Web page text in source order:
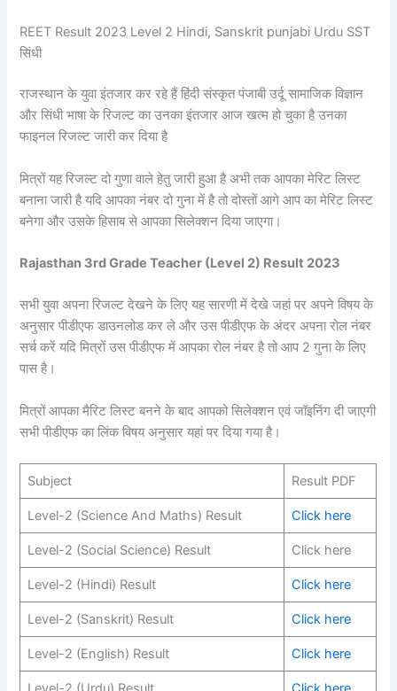
REET Result 2023 Level 2 Hindi, Sanskrit punjabi Urdu SST
सिंधी
राजस्थान के युवा इंतजार कर रहे हैं हिंदी संस्कृत पंजाबी उर्दू सामाजिक विज्ञान
और सिंधी भाषा के रिजल्ट का उनका इंतजार आज खत्म हो चुका है उनका
फाइनल रिजल्ट जारी कर दिया है
मित्रों यह रिजल्ट दो गुणा वाले हेतु जारी हुआ है अभी तक आपका मेरिट लिस्ट
बनाना जारी है यदि आपका नंबर दो गुना में है तो दोस्तों आगे आप का मेरिट लिस्ट
बनेगा और उसके हिसाब से आपका सिलेक्शन दिया जाएगा।
Rajasthan 3rd Grade Teacher (Level 2) Result 2023
सभी युवा अपना रिजल्ट देखने के लिए यह सारणी में देखे जहां पर अपने विषय के
अनुसार पीडीएफ डाउनलोड कर ले और उस पीडीएफ के अंदर अपना रोल नंबर
सर्च करें यदि मित्रों उस पीडीएफ में आपका रोल नंबर है तो आप 2 गुना के लिए
पास है।
मित्रों आपका मैरिट लिस्ट बनने के बाद आपको सिलेक्शन एवं जॉइनिंग दी जाएगी
सभी पीडीएफ का लिंक विषय अनुसार यहां पर दिया गया है।
Subject Result PDF
Level-2 (Science And Maths) Result Click here
Level-2 (Social Science) Result Click here
Level-2 (Hindi) Result Click here
Level-2 (Sanskrit) Result Click here
Level-2 (English) Result Click here